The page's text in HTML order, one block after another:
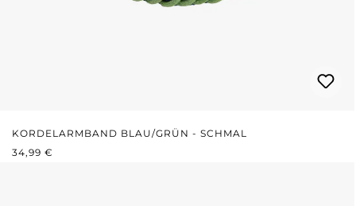
KORDELARMBAND BLAU/GRÜN - SCHMAL
REGULÄRER PREIS:
34,99 €